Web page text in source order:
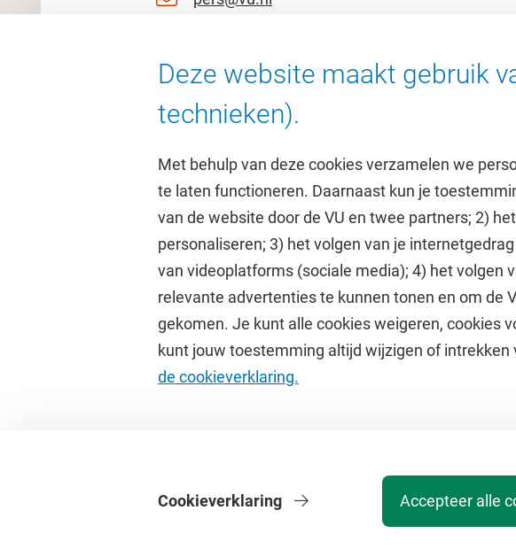
06 25763092
Deze website maakt gebruik
technieken).
Met behulp van deze cookies verzamelen we
te laten functioneren. Daarnaast kun je
van de website door de VU en twee partners; 2)
personaliseren; 3) het volgen van je
van videoplatforms (sociale media); 4) het volgen
relevante advertenties te kunnen tonen en om de
gekomen. Je kunt alle cookies weigeren, cookies
kunt jouw toestemming altijd wijzigen of intrekken
de cookieverklaring.
Accepteer alle
Cookieverklaring
Direct naar
Cultuur op de campus
Universiteitsbibliotheek
Studie
Academische jaarkalender
Studiegids